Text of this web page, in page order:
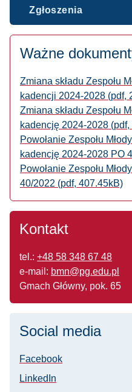
Zgłoszenia
Ważne
Zmiana składu Zespołu
kadencji 2024-2028 (pdf,
Zmiana składu Zespołu
kadencję 2024-2028
Powołanie Zespołu
kadencję 2024-2028 PO
Powołanie Zespołu
40/2022 (pdf, 407.45kB)
Kontakt
tel.: +48 58 348 67 48
e-mail: bmn@pg.edu.pl
Gmach Główny, pok. 65
Social media
Facebook
LinkedIn